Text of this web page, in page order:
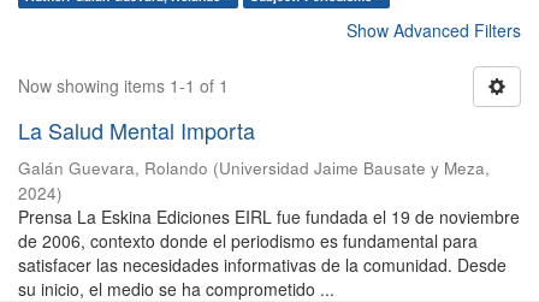
Show Advanced Filters
Now showing items 1-1 of 1
La Salud Mental Importa
Galán Guevara, Rolando (Universidad Jaime Bausate y Meza,
2024)
Prensa La Eskina Ediciones EIRL fue fundada el 19 de noviembre
de 2006, contexto donde el periodismo es fundamental para
satisfacer las necesidades informativas de la comunidad. Desde
su inicio, el medio se ha comprometido ...